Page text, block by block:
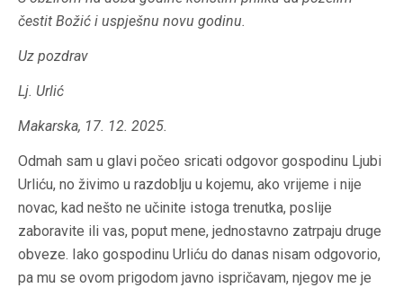
čestit Božić i uspješnu novu godinu.
Uz pozdrav
Lj. Urlić
Makarska, 17. 12. 2025.
Odmah sam u glavi počeo sricati odgovor gospodinu Ljubi
Urliću, no živimo u razdoblju u kojemu, ako vrijeme i nije
novac, kad nešto ne učinite istoga trenutka, poslije
zaboravite ili vas, poput mene, jednostavno zatrpaju druge
obveze. Iako gospodinu Urliću do danas nisam odgovorio,
pa mu se ovom prigodom javno ispričavam, njegov me je